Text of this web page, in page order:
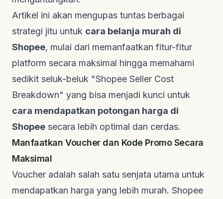
Artikel ini akan mengupas tuntas berbagai
strategi jitu untuk cara belanja murah di
Shopee, mulai dari memanfaatkan fitur-fitur
platform secara maksimal hingga memahami
sedikit seluk-beluk "Shopee Seller Cost
Breakdown" yang bisa menjadi kunci untuk
cara mendapatkan potongan harga di
Shopee secara lebih optimal dan cerdas.
Manfaatkan Voucher dan Kode Promo Secara
Maksimal
Voucher adalah salah satu senjata utama untuk
mendapatkan harga yang lebih murah. Shopee